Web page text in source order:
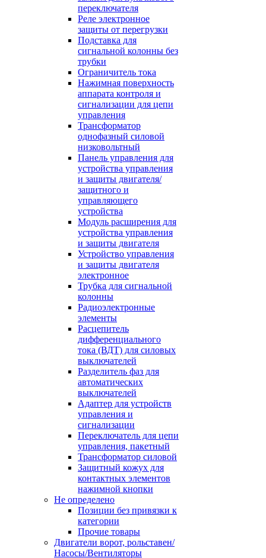
переключателя
Реле электронное
защиты от перегрузки
Подставка для
сигнальной колонны без
трубки
Ограничитель тока
Нажимная поверхность
аппарата контроля и
сигнализации для цепи
управления
Трансформатор
однофазный силовой
низковольтный
Панель управления для
устройства управления
и защиты двигателя/
защитного и
управляющего
устройства
Модуль расширения для
устройства управления
и защиты двигателя
Устройство управления
и защиты двигателя
электронное
Трубка для сигнальной
колонны
Радиоэлектронные
элементы
Расцепитель
дифференциального
тока (ВДТ) для силовых
выключателей
Разделитель фаз для
автоматических
выключателей
Адаптер для устройств
управления и
сигнализации
Переключатель для цепи
управления, пакетный
Трансформатор силовой
Защитный кожух для
контактных элементов
нажимной кнопки
Не определено
Позиции без привязки к
категории
Прочие товары
Двигатели ворот, рольставен/
Насосы/Вентиляторы